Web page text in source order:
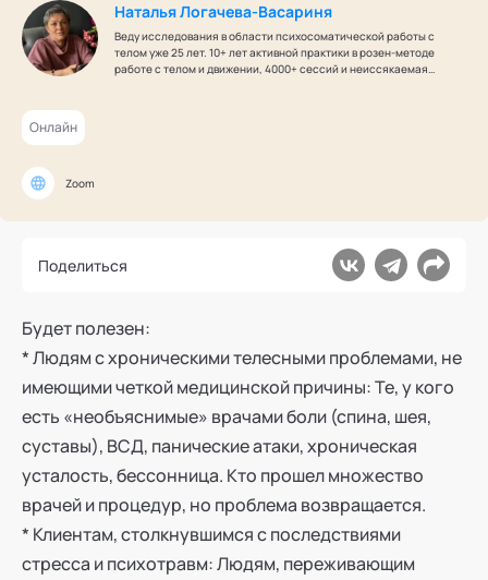
Наталья Логачева-Васариня
Веду исследования в области психосоматической работы с
телом уже 25 лет. 10+ лет активной практики в розен-методе
работе с телом и движении, 4000+ сессий и неиссякаемая
Онлайн
Zoom
Поделиться
Будет полезен:
* Людям с хроническими телесными проблемами, не
имеющими четкой медицинской причины: Те, у кого
есть «необъяснимые» врачами боли (спина, шея,
суставы), ВСД, панические атаки, хроническая
усталость, бессонница. Кто прошел множество
врачей и процедур, но проблема возвращается.
* Клиентам, столкнувшимся с последствиями
стресса и психотравм: Людям, переживающим
Об Академии
Бизнесу
Добавить фото, изменить контактные данные
Безопасность
Настройка двухфакторной аутентификации
Режим работы и тп